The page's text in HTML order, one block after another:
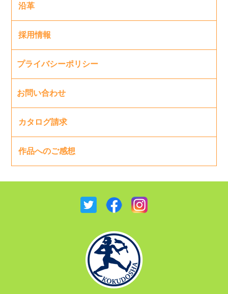
沿革
採用情報
プライバシーポリシー
お問い合わせ
カタログ請求
作品へのご感想